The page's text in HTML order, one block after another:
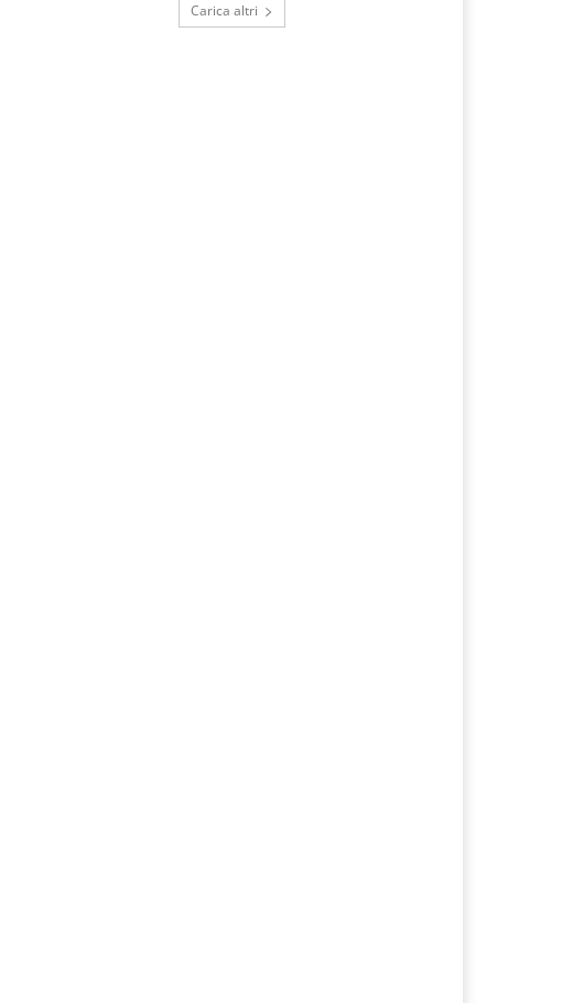
Carica altri